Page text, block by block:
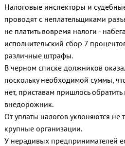
Налоговые инспекторы и
проводят с неплательщиками
не платить вовремя налоги -
исполнительский сбор 7
различные штрафы.
В черном списке должников
поскольку необходимой суммы,
нет, приставам пришлось
внедорожник.
От уплаты налогов уклоняются не
крупные организации.
У нерадивых предпринимателей